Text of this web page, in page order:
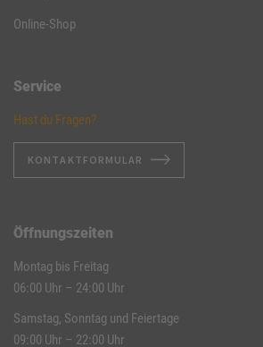
Online-Shop
Service
Hast du Fragen?
KONTAKTFORMULAR
Öffnungszeiten
Montag bis Freitag
06:00 Uhr – 24:00 Uhr
Samstag, Sonntag und Feiertage
09:00 Uhr – 22:00 Uhr